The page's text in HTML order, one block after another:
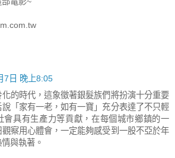
7日 晚上8:05
的時代，這象徵著銀髮族們將扮演十分重要
「家有一老，如有一寶」充分表達了不只輕
會具有生產力等貢獻，在每個城市鄉鎮的一
觀察用心體會，一定能夠感受到一股不亞於年
與執著。